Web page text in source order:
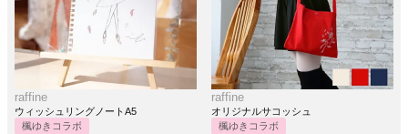
raffine
ウィッシュリングノートA5
楓ゆきコラボ
raffine
オリジナルサコッシュ
楓ゆきコラボ